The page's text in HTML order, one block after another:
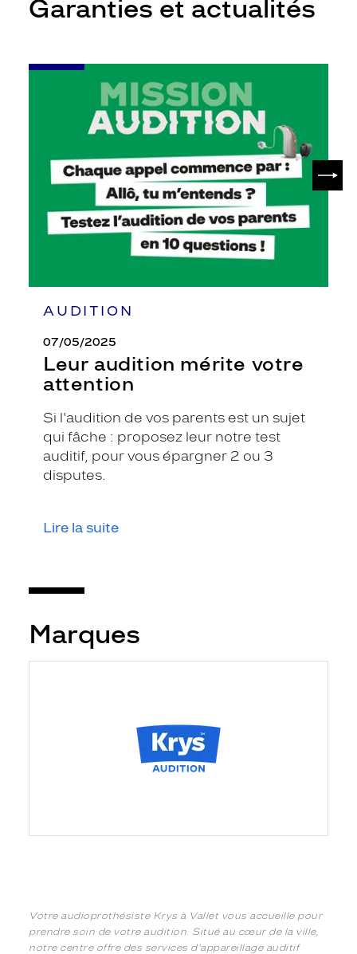
Garanties et actualités
AUDITION
07/05/2025
Leur audition mérite votre
attention
Si l'audition de vos parents est un sujet
qui fâche : proposez leur notre test
auditif, pour vous épargner 2 ou 3
disputes.
Lire la suite
-
Marques
Votre audioprothésiste Krys à Vallet vous accueille pour
prendre soin de votre audition. Situé au cœur de la ville,
notre centre offre des services d'appareillage auditif